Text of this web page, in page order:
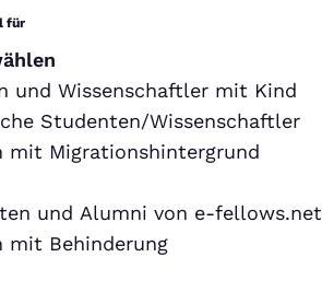
für
und Wissenschaftler mit Kind
Studenten/Wissenschaftler
mit Migrationshintergrund
und Alumni von e-fellows.net
mit Behinderung